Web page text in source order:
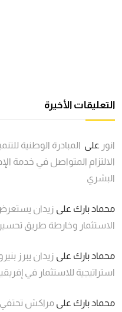
التعليقات الأخيرة
انور على المبادرة الوطنية
الالتزام المتواصل في خدمة
البشري
محماد بارك على زيدان يستعرض
الاستثمار وخارطة طريق
محماد بارك على زيدان يبرز
استراتيجية للاستثمار في
محماد بارك على مراكش تحتفي